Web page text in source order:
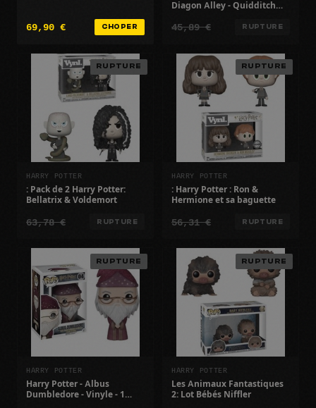
69,90 € CHOPER
Diagon Alley - Quidditch
45,89 € RUPTURE
RUPTURE
HARRY POTTER
: Pack de 2 Harry Potter:
Bellatrix & Voldemort
63,78 € RUPTURE
RUPTURE
HARRY POTTER
: Harry Potter : Ron &
Hermione et sa baguette
56,31 € RUPTURE
RUPTURE
HARRY POTTER
Harry Potter - Albus
Dumbledore - Vinyle - 1
RUPTURE
HARRY POTTER
Les Animaux Fantastiques
2: Lot Bébés Niffler